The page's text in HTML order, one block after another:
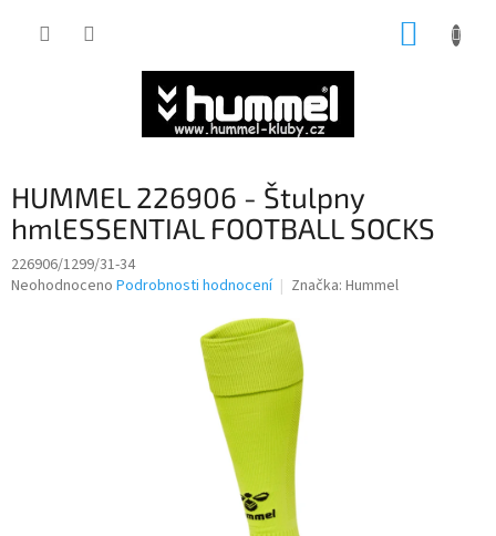
HUMMEL 226906 - Štulpny
hmlESSENTIAL FOOTBALL SOCKS
226906/1299/31-34
Průměrné
Neohodnoceno Podrobnosti hodnocení Značka: Hummel